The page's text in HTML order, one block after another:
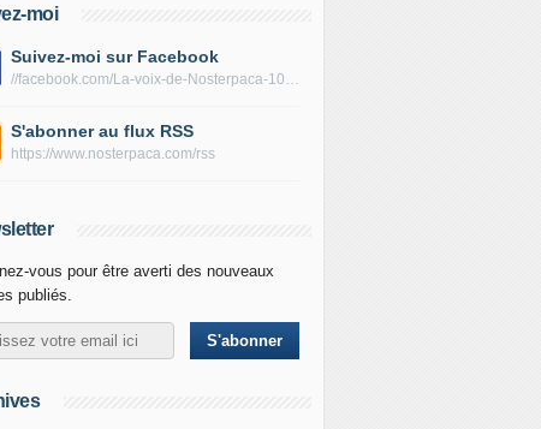
moi
Suivez-moi sur Facebook
//facebook.com/La-voix-de-Nosterpaca-106434384284735
S'abonner au flux RSS
https://www.nosterpaca.com/rss
vous pour être averti des nouveaux
publiés.